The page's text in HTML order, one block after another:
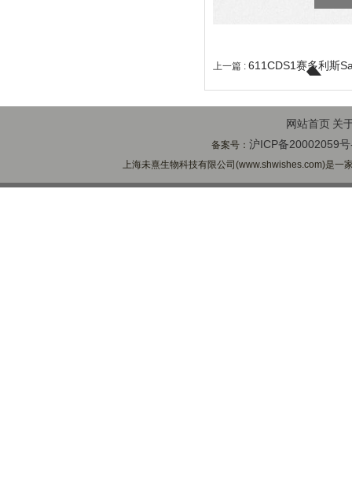
上一篇 : 611CDS1赛多利斯
网站首页 关
备案号：沪ICP备20002059
上海未熹生物科技有限公司(www.shwishes.com)是一